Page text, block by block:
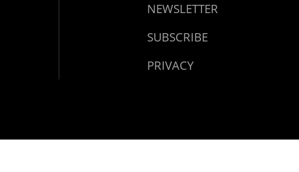
NEWSLETTER
SUBSCRIBE
PRIVACY